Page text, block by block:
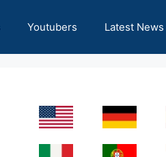
Youtubers Latest News